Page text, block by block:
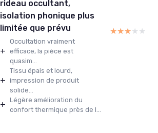
rideau occultant,
isolation phonique plus
limitée que prévu
+
Occultation vraiment
efficace, la pièce est
quasim...
+
Tissu épais et lourd,
impression de produit
solide...
+ Légère amélioration du
confort thermique près de l...
★★★★★
★★★★★